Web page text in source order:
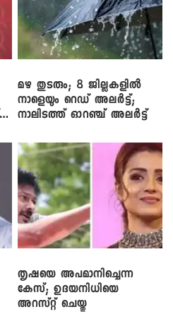
മഴ തുടരും; 8 ജില്ലകളിൽ
നാളെയും റെഡ് അലർട്ട്;
നാലിടത്ത് ഓറഞ്ച് അലർട്ട്
തൃഷയെ അപമാനിച്ചെന്ന
കേസ്; ഉദയനിധിയെ
അറസ്റ്റ് ചെയ്തു